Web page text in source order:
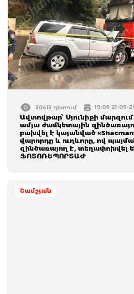
50415 դիտում 19:06 21-09-
Ավտովթար՝ Սյունիքի
ամյա ժամկետային
բախվել է կայանված
վարորդը և ուղևորը, ով
զինծառայող է, տեղափոխվել
ՖՈՏՈՌԵՊՈՐՏԱԺ
Շամշյան